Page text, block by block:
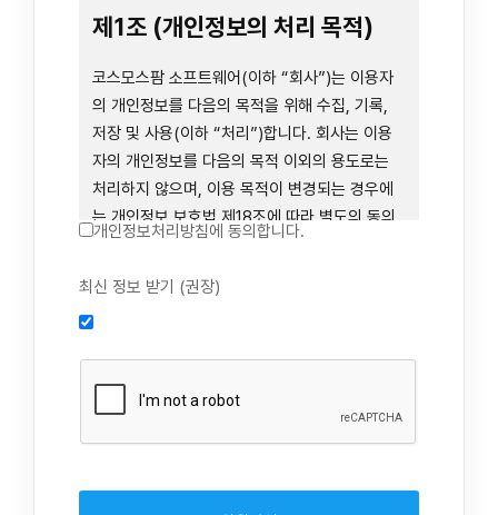
련 장비 등을 이용하거나 이에 접근하는 행위를
즉시 중단하여야 합니다. 그러므로, 서비스 사용
전에 본 이용약관의 내용을 주의 깊게 읽으시기
바랍니다.
제1장 총칙
제1조 (목적)
웹사이트, 관련 소프트웨어 및 장비 등을 통하여
제공하는 "사이드톡" 서비스와 관련하여 회사와
사항을 규정함을 목적으로 합니다.
제1조 (개인정보의 처리 목적)
코스모스팜 소프트웨어(이하 “회사”)는 이용자
의 개인정보를 다음의 목적을 위해 수집, 기록,
저장 및 사용(이하 “처리”)합니다. 회사는 이용
자의 개인정보를 다음의 목적 이외의 용도로는
처리하지 않으며, 이용 목적이 변경되는 경우에
는 개인정보 보호법 제18조에 따라 별도의 동의
를 받는 등 법령상 필요한 조치를 이행합니다.
인 동의 진행, 이용자 및 법정대리인의 본인 확
인, 이용자 식별, 회원탈퇴 의사의 확인
2. 약관 위반 행위 등을 포함하여 서비스의 원활
한 운영에 지장을 주는 행위에 대한 방지 및 제
재, 계정도용 방지, 약관 개정 등의 고지사항 전
달, 분쟁조정을 위한 기록 보존, 민원처리 등 이
3. 서비스 이용기록과 접속 빈도 분석, 서비스 이
개인정보처리방침에 동의합니다.
최신 정보 받기 (권장)